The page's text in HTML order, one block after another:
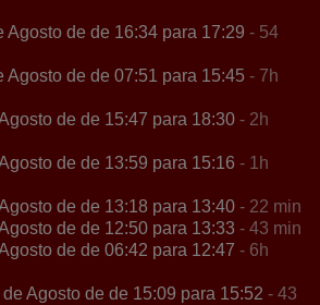
Agosto de de 16:34 para 17:29 - 54
Agosto de de 07:51 para 15:45 - 7h
de de 15:47 para 18:30 - 2h
de de 13:59 para 15:16 - 1h
de de 13:18 para 13:40 - 22 min
de de 12:50 para 13:33 - 43 min
de de 06:42 para 12:47 - 6h
Agosto de de 15:09 para 15:52 - 43